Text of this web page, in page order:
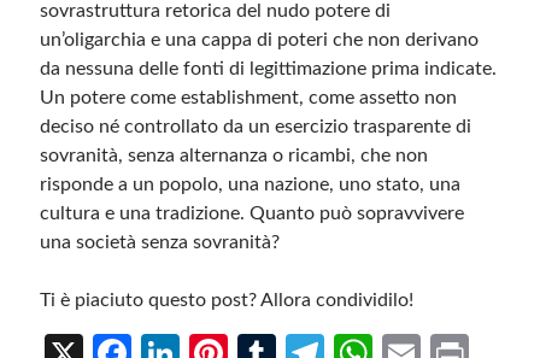
sovrastruttura retorica del nudo potere di
un’oligarchia e una cappa di poteri che non derivano
da nessuna delle fonti di legittimazione prima indicate.
Un potere come establishment, come assetto non
deciso né controllato da un esercizio trasparente di
sovranità, senza alternanza o ricambi, che non
risponde a un popolo, una nazione, uno stato, una
cultura e una tradizione. Quanto può sopravvivere
una società senza sovranità?
Ti è piaciuto questo post? Allora condividilo!